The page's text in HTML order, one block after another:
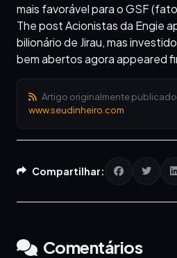
mais favorável para o GSF
The post Acionistas da Engie
bilionário de Jirau, mas
bem abertos agora appeared
Artigo originalmente publicado
www.seudinheiro.com
Compartilhar:
Comentários